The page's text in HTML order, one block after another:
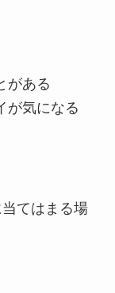
がある
が気になる
てはまる場